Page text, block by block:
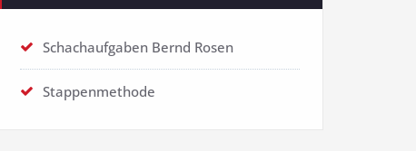
Schachaufgaben Bernd Rosen
Stappenmethode